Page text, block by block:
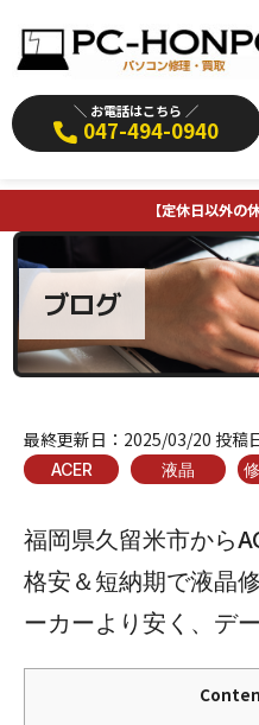
＼ お電話はこちら ／
047-494-0940
【定休日以外
ブログ
最終更新日： 2025/03/20 投稿
ACER 液晶
福岡県久留米市から
格安＆短納期で液晶
ーカーより安く、デ